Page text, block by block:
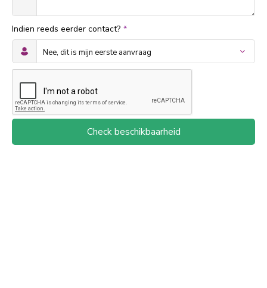
Indien reeds eerder contact? *
Check beschikbaarheid